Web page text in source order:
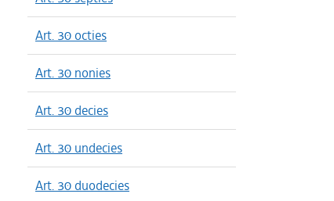
Art. 30 octies
Art. 30 nonies
Art. 30 decies
Art. 30 undecies
Art. 30 duodecies